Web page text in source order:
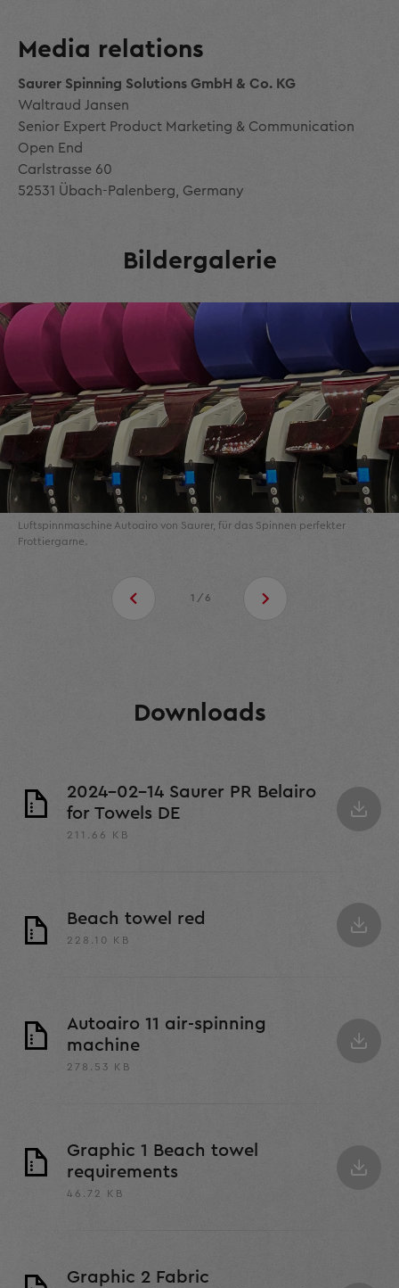
Media relations
Saurer Spinning Solutions GmbH & Co. KG
Waltraud Jansen
Senior Expert Product Marketing & Communication
Open End
Carlstrasse 60
52531 Übach-Palenberg, Germany
Bildergalerie
Luftspinnmaschine Autoairo von Saurer, für das Spinnen perfekter
Frottiergarne.
1/6
Downloads
2024-02-14 Saurer PR Belairo
for Towels DE
211.66 KB
Beach towel red
228.10 KB
Autoairo 11 air-spinning
machine
278.53 KB
Graphic 1 Beach towel
requirements
46.72 KB
Graphic 2 Fabric